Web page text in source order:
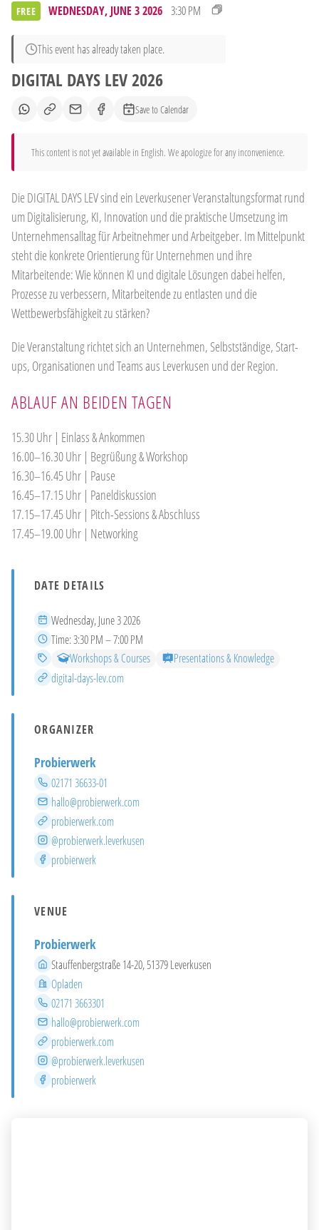
FREE WEDNESDAY, JUNE 3 2026 3:30 PM
This event has already taken place.
DIGITAL DAYS LEV 2026
Save to Calendar
This content is not yet available in English. We apologize for any inconvenience.
Die DIGITAL DAYS LEV sind ein Leverkusener Veranstaltungsformat rund
um Digitalisierung, KI, Innovation und die praktische Umsetzung im
Unternehmensalltag für Arbeitnehmer und Arbeitgeber. Im Mittelpunkt
steht die konkrete Orientierung für Unternehmen und ihre
Mitarbeitende: Wie können KI und digitale Lösungen dabei helfen,
Prozesse zu verbessern, Mitarbeitende zu entlasten und die
Wettbewerbsfähigkeit zu stärken?
Die Veranstaltung richtet sich an Unternehmen, Selbstständige, Start-
ups, Organisationen und Teams aus Leverkusen und der Region.
ABLAUF AN BEIDEN TAGEN
15.30 Uhr | Einlass & Ankommen
16.00–16.30 Uhr | Begrüßung & Workshop
16.30–16.45 Uhr | Pause
16.45–17.15 Uhr | Paneldiskussion
17.15–17.45 Uhr | Pitch-Sessions & Abschluss
17.45–19.00 Uhr | Networking
DATE DETAILS
Date
Wednesday, June 3 2026
Time
Time:3:30 PM – 7:00 PM
Categories
Workshops & Courses Presentations & Knowledge
More info
digital-days-lev.com
ORGANIZER
Probierwerk
Phone
02171 36633-01
Email
hallo@probierwerk.com
Website
probierwerk.com
Instagram
@probierwerk.leverkusen
Facebook
probierwerk
VENUE
Probierwerk
Address
Stauffenbergstraße 14-20, 51379 Leverkusen
District
Opladen
Phone
02171 3663301
Email
hallo@probierwerk.com
Website
probierwerk.com
Instagram
@probierwerk.leverkusen
Facebook
probierwerk